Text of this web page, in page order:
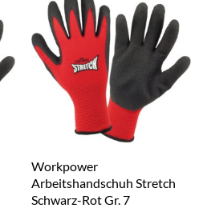
Workpower
Arbeitshandschuh Stretch
Schwarz-Rot Gr. 7